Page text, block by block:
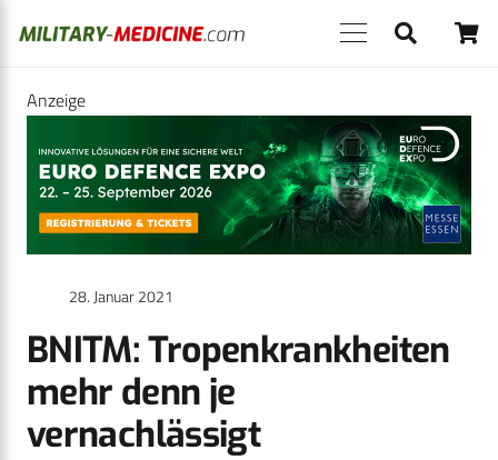
Anzeige
28. Januar 2021
BNITM: Tropenkrankheiten
mehr denn je
vernachlässigt